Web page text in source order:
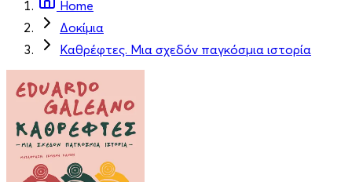
Home
Δοκίμια
Καθρέφτες. Μια σχεδόν παγκόσμια ιστορία